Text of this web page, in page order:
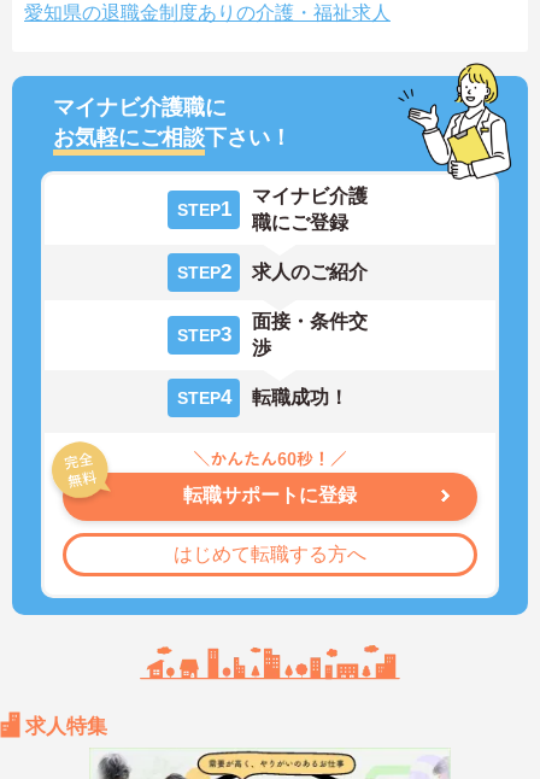
愛知県の退職金制度ありの介護・福祉求人
マイナビ介護職に
お気軽にご相談下さい！
STEP1
マイナビ介護
職にご登録
STEP2 求人のご紹介
STEP3
面接・条件交
渉
STEP4 転職成功！
転職サポートに登録
はじめて転職する方へ
求人特集